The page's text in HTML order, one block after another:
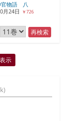
官物語 八
月24日
￥726
再検索
示